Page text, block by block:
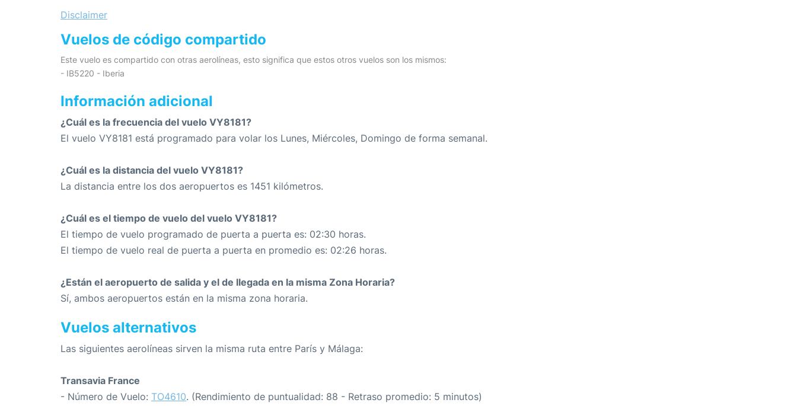
Disclaimer
Vuelos de código compartido
Este vuelo es compartido con otras aerolíneas, esto significa que estos otros vuelos son los mismos:
- IB5220 - Iberia
Información adicional
¿Cuál es la frecuencia del vuelo VY8181?
El vuelo VY8181 está programado para volar los Lunes, Miércoles, Domingo de forma semanal.
¿Cuál es la distancia del vuelo VY8181?
La distancia entre los dos aeropuertos es 1451 kilómetros.
¿Cuál es el tiempo de vuelo del vuelo VY8181?
El tiempo de vuelo programado de puerta a puerta es: 02:30 horas.
El tiempo de vuelo real de puerta a puerta en promedio es: 02:26 horas.
¿Están el aeropuerto de salida y el de llegada en la misma Zona Horaria?
Sí, ambos aeropuertos están en la misma zona horaria.
Vuelos alternativos
Las siguientes aerolíneas sirven la misma ruta entre París y Málaga:
Transavia France
- Número de Vuelo: TO4610. (Rendimiento de puntualidad: 88 - Retraso promedio: 5 minutos)